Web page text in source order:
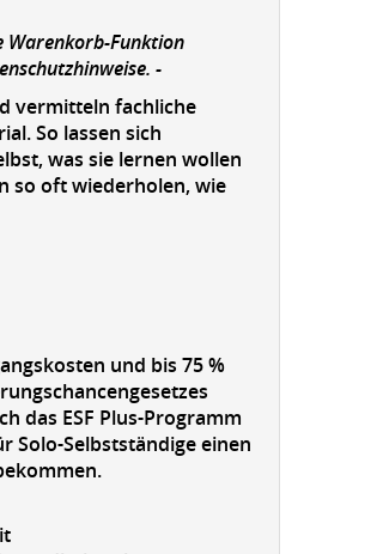
Warenkorb-Funktion
-
vermitteln fachliche
So lassen sich
was sie lernen wollen
so oft wiederholen, wie
und bis 75 %
das ESF Plus-Programm
Solo-Selbstständige einen